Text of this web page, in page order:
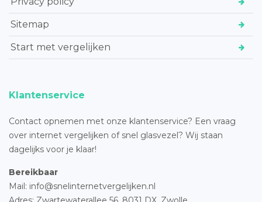
Sitemap
Start met vergelijken
Klantenservice
Contact opnemen met onze klantenservice? Een vraag
over internet vergelijken of snel glasvezel? Wij staan
dagelijks voor je klaar!
Bereikbaar
Mail: info@snelinternetvergelijken.nl